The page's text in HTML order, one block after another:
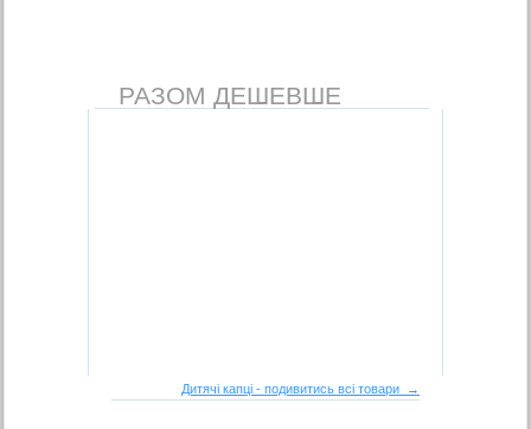
РАЗОМ ДЕШЕВШЕ
Дитячі капці - подивитись всі товари →